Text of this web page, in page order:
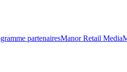
partenairesManor Retail Media